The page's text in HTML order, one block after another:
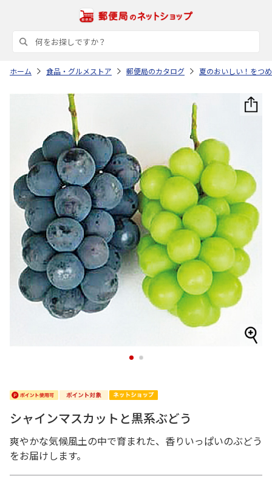
ホーム 食品・グルメストア 郵便局のカタログ 夏のおいしい！をつ
1 2
シャインマスカットと黒系ぶどう
爽やかな気候風土の中で育まれた、香りいっぱいのぶどう
をお届けします。